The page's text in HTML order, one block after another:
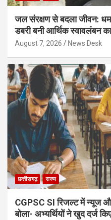
जल संरक्षण से बदला जीवन:
डबरी बनी आर्थिक स्वावलंबन
August 7, 2026 News Desk
छत्तीसगढ़ राज्य
CGPSC SI रिजल्ट में न्यूज
बोला- अभ्यर्थियों ने खुद दर्ज